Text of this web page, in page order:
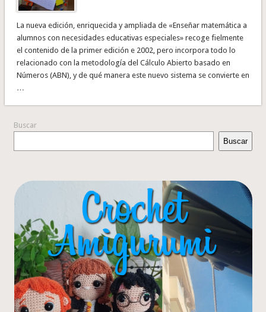
La nueva edición, enriquecida y ampliada de «Enseñar matemática a
alumnos con necesidades educativas especiales» recoge fielmente
el contenido de la primer edición e 2002, pero incorpora todo lo
relacionado con la metodología del Cálculo Abierto basado en
Números (ABN), y de qué manera este nuevo sistema se convierte en
…
Buscar
Buscar